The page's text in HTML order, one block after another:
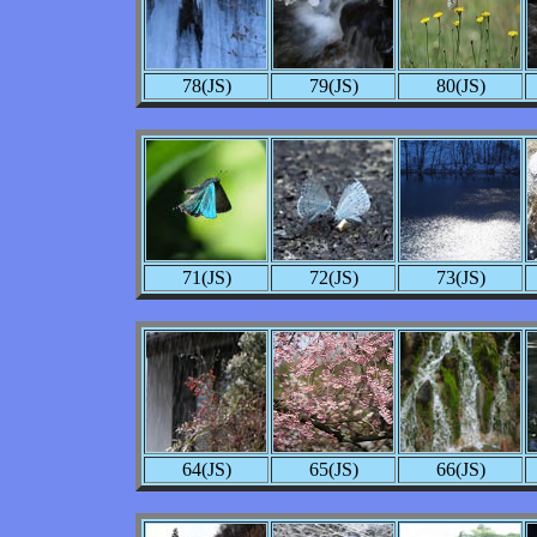
78(JS) 79(JS) 80(JS)
71(JS) 72(JS) 73(JS)
64(JS) 65(JS) 66(JS)